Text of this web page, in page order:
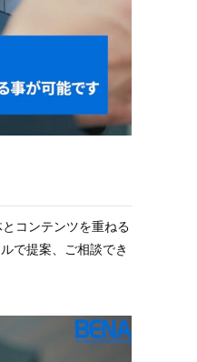
コンテンツを重ねる
で提案、ご相談でき